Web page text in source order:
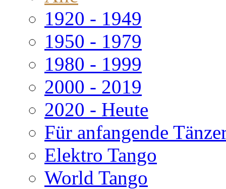
1920 - 1949
1950 - 1979
1980 - 1999
2000 - 2019
2020 - Heute
Für anfangende
Elektro Tango
World Tango